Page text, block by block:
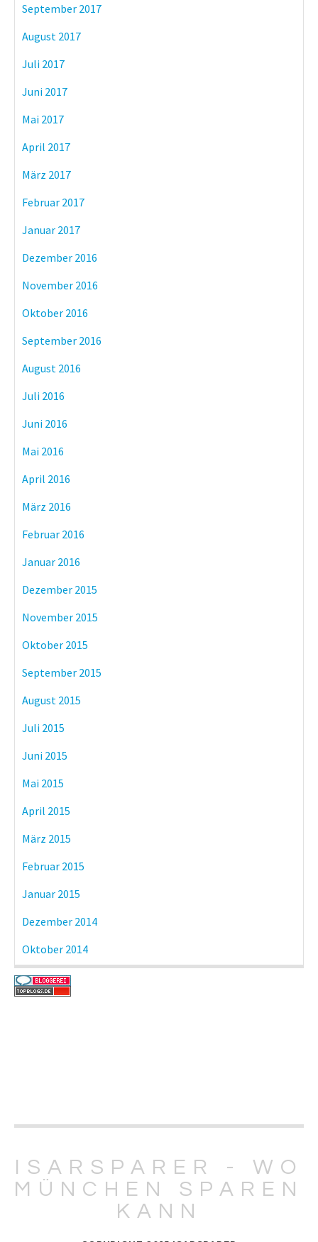
September 2017
August 2017
Juli 2017
Juni 2017
Mai 2017
April 2017
März 2017
Februar 2017
Januar 2017
Dezember 2016
November 2016
Oktober 2016
September 2016
August 2016
Juli 2016
Juni 2016
Mai 2016
April 2016
März 2016
Februar 2016
Januar 2016
Dezember 2015
November 2015
Oktober 2015
September 2015
August 2015
Juli 2015
Juni 2015
Mai 2015
April 2015
März 2015
Februar 2015
Januar 2015
Dezember 2014
Oktober 2014
ISARSPARER - WO
MÜNCHEN SPAREN
KANN